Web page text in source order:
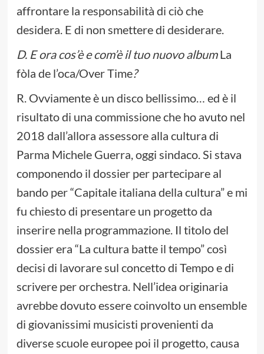
affrontare la responsabilità di ciò che
desidera. E di non smettere di desiderare.
D. E ora cos’è e com’è il tuo nuovo albumLa
fòla de l’oca/Over Time?
R. Ovviamente è un disco bellissimo… ed è il
risultato di una commissione che ho avuto nel
2018 dall’allora assessore alla cultura di
Parma Michele Guerra, oggi sindaco. Si stava
componendo il dossier per partecipare al
bando per “Capitale italiana della cultura” e mi
fu chiesto di presentare un progetto da
inserire nella programmazione. Il titolo del
dossier era “La cultura batte il tempo” così
decisi di lavorare sul concetto di Tempo e di
scrivere per orchestra. Nell’idea originaria
avrebbe dovuto essere coinvolto un ensemble
di giovanissimi musicisti provenienti da
diverse scuole europee poi il progetto, causa